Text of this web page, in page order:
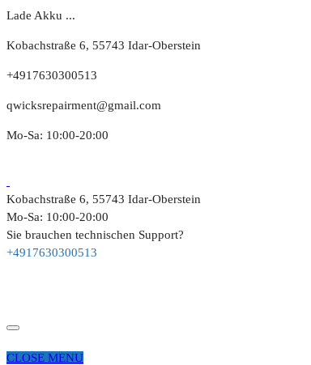
Lade Akku ...
Kobachstraße 6, 55743 Idar-Oberstein
+4917630300513
qwicksrepairment@gmail.com
Mo-Sa: 10:00-20:00
Kobachstraße 6, 55743 Idar-Oberstein
Mo-Sa: 10:00-20:00
Sie brauchen technischen Support?
+4917630300513
CLOSE MENU